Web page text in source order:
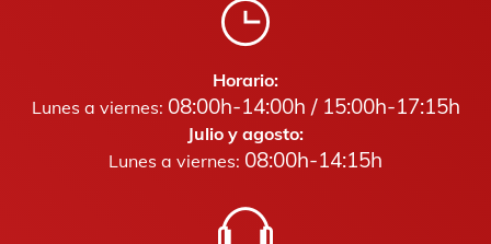
Horario:
Lunes a viernes: 08:00h-14:00h / 15:00h-17:15h
Julio y agosto:
Lunes a viernes: 08:00h-14:15h